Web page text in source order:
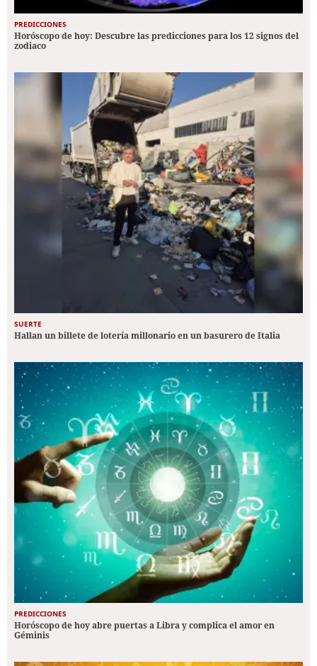
PREDICCIONES
Horóscopo de hoy: Descubre las predicciones para los 12 signos del
zodiaco
SUERTE
Hallan un billete de lotería millonario en un basurero de Italia
PREDICCIONES
Horóscopo de hoy abre puertas a Libra y complica el amor en
Géminis